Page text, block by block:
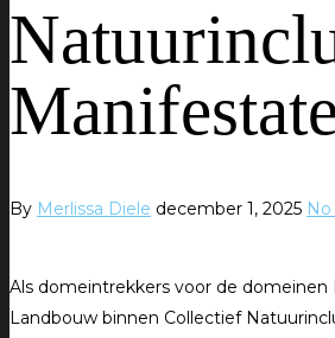
By Merlissa Diele december 1, 2025
Als domeintrekkers voor de domeinen
Landbouw binnen Collectief